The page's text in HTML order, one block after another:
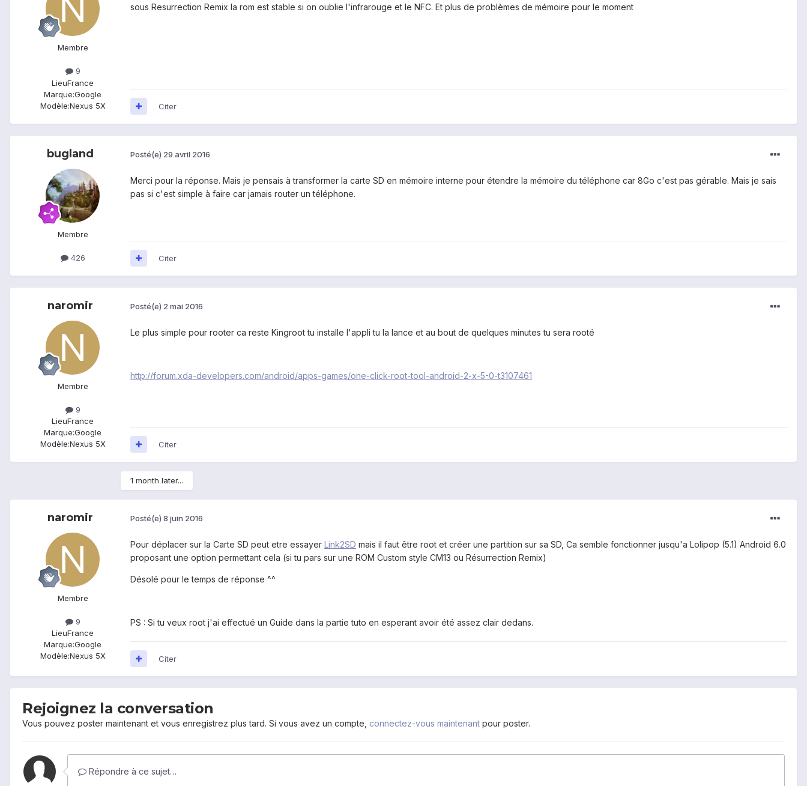
Membre
9
LieuFrance
Marque:Google
Modèle:Nexus 5X
sous Resurrection Remix la rom est stable si on oublie l'infrarouge et le NFC. Et plus de problèmes de mémoire pour le moment
Citer
bugland
Membre
426
Posté(e) 29 avril 2016
Merci pour la réponse. Mais je pensais à transformer la carte SD en mémoire interne pour étendre la mémoire du téléphone car 8Go c'est pas gérable. Mais je sais
pas si c'est simple à faire car jamais router un téléphone.
Citer
naromir
Membre
9
LieuFrance
Marque:Google
Modèle:Nexus 5X
Posté(e) 2 mai 2016
Le plus simple pour rooter ca reste Kingroot tu installe l'appli tu la lance et au bout de quelques minutes tu sera rooté
http://forum.xda-developers.com/android/apps-games/one-click-root-tool-android-2-x-5-0-t3107461
Citer
1 month later...
naromir
Membre
9
LieuFrance
Marque:Google
Modèle:Nexus 5X
Posté(e) 8 juin 2016
Pour déplacer sur la Carte SD peut etre essayer Link2SD mais il faut être root et créer une partition sur sa SD, Ca semble fonctionner jusqu'a Lolipop (5.1) Android 6.0
proposant une option permettant cela (si tu pars sur une ROM Custom style CM13 ou Résurrection Remix)
Désolé pour le temps de réponse ^^
PS : Si tu veux root j'ai effectué un Guide dans la partie tuto en esperant avoir été assez clair dedans.
Citer
Rejoignez la conversation
Vous pouvez poster maintenant et vous enregistrez plus tard. Si vous avez un compte, connectez-vous maintenant pour poster.
Répondre à ce sujet…